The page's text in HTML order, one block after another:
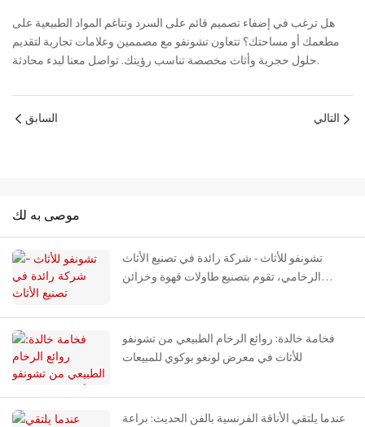
هل ترغب في إضفاء تصميم قائم على السرد وتناغم المواد الطبيعية على
مطعمك أو مساحتك؟ تتعاون تشونفو مع مصممين وعلامات تجارية لتقديم
حلول حجرية وأثاث مخصصة تناسب رؤيتك. تواصل معنا لبدء محادثة.
السابق التالي
موصى به لك
تشونفو للأثاث - شركة رائدة في تصنيع الأثاث
الرخامي، تقوم بتصنيع طاولات قهوة وخزائن
فخامة خالدة: روائع الرخام الطبيعي من تشونفو
للأثاث في معرض لونغو بوكوي للمبيعات
عندما يلتقي الأناقة الفرنسية بالفن الحديث: براعة